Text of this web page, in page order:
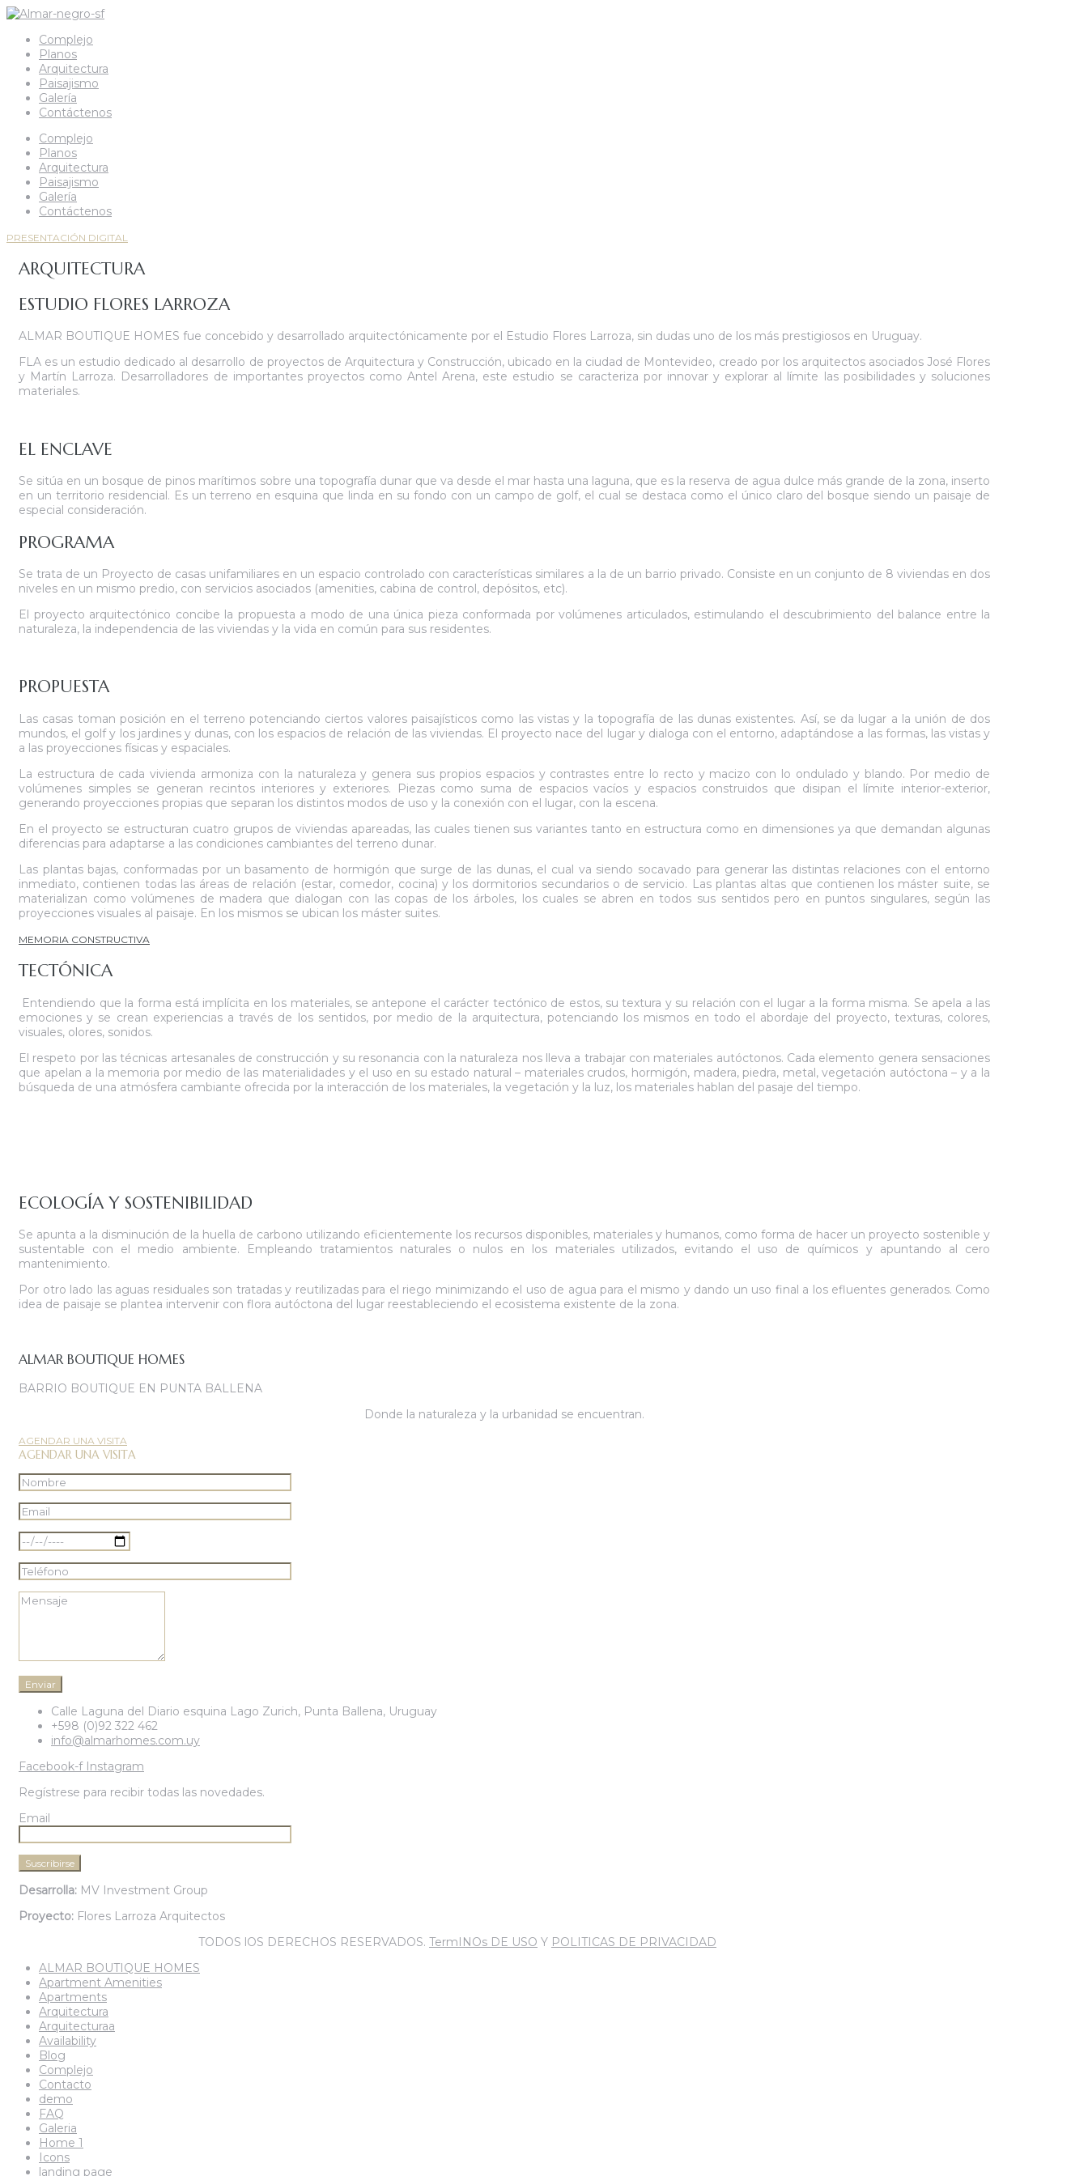
Complejo
Planos
Arquitectura
Paisajismo
Galería
Contáctenos
Complejo
Planos
Arquitectura
Paisajismo
Galería
Contáctenos
PRESENTACIÓN DIGITAL
ARQUITECTURA
ESTUDIO FLORES LARROZA
ALMAR BOUTIQUE HOMES fue concebido y desarrollado arquitectónicamente por el Estudio Flores Larroza, sin dudas uno de los más prestigiosos en Uruguay.
FLA es un estudio dedicado al desarrollo de proyectos de Arquitectura y Construcción, ubicado en la ciudad de Montevideo, creado por los arquitectos asociados José Flores
y Martín Larroza. Desarrolladores de importantes proyectos como Antel Arena, este estudio se caracteriza por innovar y explorar al límite las posibilidades y soluciones
materiales.
EL ENCLAVE
Se sitúa en un bosque de pinos marítimos sobre una topografía dunar que va desde el mar hasta una laguna, que es la reserva de agua dulce más grande de la zona, inserto
en un territorio residencial. Es un terreno en esquina que linda en su fondo con un campo de golf, el cual se destaca como el único claro del bosque siendo un paisaje de
especial consideración.
PROGRAMA
Se trata de un Proyecto de casas unifamiliares en un espacio controlado con características similares a la de un barrio privado. Consiste en un conjunto de 8 viviendas en dos
niveles en un mismo predio, con servicios asociados (amenities, cabina de control, depósitos, etc).
El proyecto arquitectónico concibe la propuesta a modo de una única pieza conformada por volúmenes articulados, estimulando el descubrimiento del balance entre la
naturaleza, la independencia de las viviendas y la vida en común para sus residentes.
PROPUESTA
Las casas toman posición en el terreno potenciando ciertos valores paisajísticos como las vistas y la topografía de las dunas existentes. Así, se da lugar a la unión de dos
mundos, el golf y los jardines y dunas, con los espacios de relación de las viviendas. El proyecto nace del lugar y dialoga con el entorno, adaptándose a las formas, las vistas y
a las proyecciones físicas y espaciales.
La estructura de cada vivienda armoniza con la naturaleza y genera sus propios espacios y contrastes entre lo recto y macizo con lo ondulado y blando. Por medio de
volúmenes simples se generan recintos interiores y exteriores. Piezas como suma de espacios vacíos y espacios construidos que disipan el límite interior-exterior,
generando proyecciones propias que separan los distintos modos de uso y la conexión con el lugar, con la escena.
En el proyecto se estructuran cuatro grupos de viviendas apareadas, las cuales tienen sus variantes tanto en estructura como en dimensiones ya que demandan algunas
diferencias para adaptarse a las condiciones cambiantes del terreno dunar.
Las plantas bajas, conformadas por un basamento de hormigón que surge de las dunas, el cual va siendo socavado para generar las distintas relaciones con el entorno
inmediato, contienen todas las áreas de relación (estar, comedor, cocina) y los dormitorios secundarios o de servicio. Las plantas altas que contienen los máster suite, se
materializan como volúmenes de madera que dialogan con las copas de los árboles, los cuales se abren en todos sus sentidos pero en puntos singulares, según las
proyecciones visuales al paisaje. En los mismos se ubican los máster suites.
MEMORIA CONSTRUCTIVA
TECTÓNICA
Entendiendo que la forma está implícita en los materiales, se antepone el carácter tectónico de estos, su textura y su relación con el lugar a la forma misma. Se apela a las
emociones y se crean experiencias a través de los sentidos, por medio de la arquitectura, potenciando los mismos en todo el abordaje del proyecto, texturas, colores,
visuales, olores, sonidos.
El respeto por las técnicas artesanales de construcción y su resonancia con la naturaleza nos lleva a trabajar con materiales autóctonos. Cada elemento genera sensaciones
que apelan a la memoria por medio de las materialidades y el uso en su estado natural – materiales crudos, hormigón, madera, piedra, metal, vegetación autóctona – y a la
búsqueda de una atmósfera cambiante ofrecida por la interacción de los materiales, la vegetación y la luz, los materiales hablan del pasaje del tiempo.
ECOLOGÍA Y SOSTENIBILIDAD
Se apunta a la disminución de la huella de carbono utilizando eficientemente los recursos disponibles, materiales y humanos, como forma de hacer un proyecto sostenible y
sustentable con el medio ambiente. Empleando tratamientos naturales o nulos en los materiales utilizados, evitando el uso de químicos y apuntando al cero
mantenimiento.
Por otro lado las aguas residuales son tratadas y reutilizadas para el riego minimizando el uso de agua para el mismo y dando un uso final a los efluentes generados. Como
idea de paisaje se plantea intervenir con flora autóctona del lugar reestableciendo el ecosistema existente de la zona.
ALMAR BOUTIQUE HOMES
BARRIO BOUTIQUE EN PUNTA BALLENA
Donde la naturaleza y la urbanidad se encuentran.
AGENDAR UNA VISITA
AGENDAR UNA VISITA
Calle Laguna del Diario esquina Lago Zurich, Punta Ballena, Uruguay
+598 (0)92 322 462
info@almarhomes.com.uy
Facebook-f Instagram
Regístrese para recibir todas las novedades.
Email
Desarrolla: MV Investment Group
Proyecto: Flores Larroza Arquitectos
TODOS lOS DERECHOS RESERVADOS. TermINOs DE USO Y POLITICAS DE PRIVACIDAD
ALMAR BOUTIQUE HOMES
Apartment Amenities
Apartments
Arquitectura
Arquitecturaa
Availability
Blog
Complejo
Contacto
demo
FAQ
Galeria
Home 1
Icons
landing page